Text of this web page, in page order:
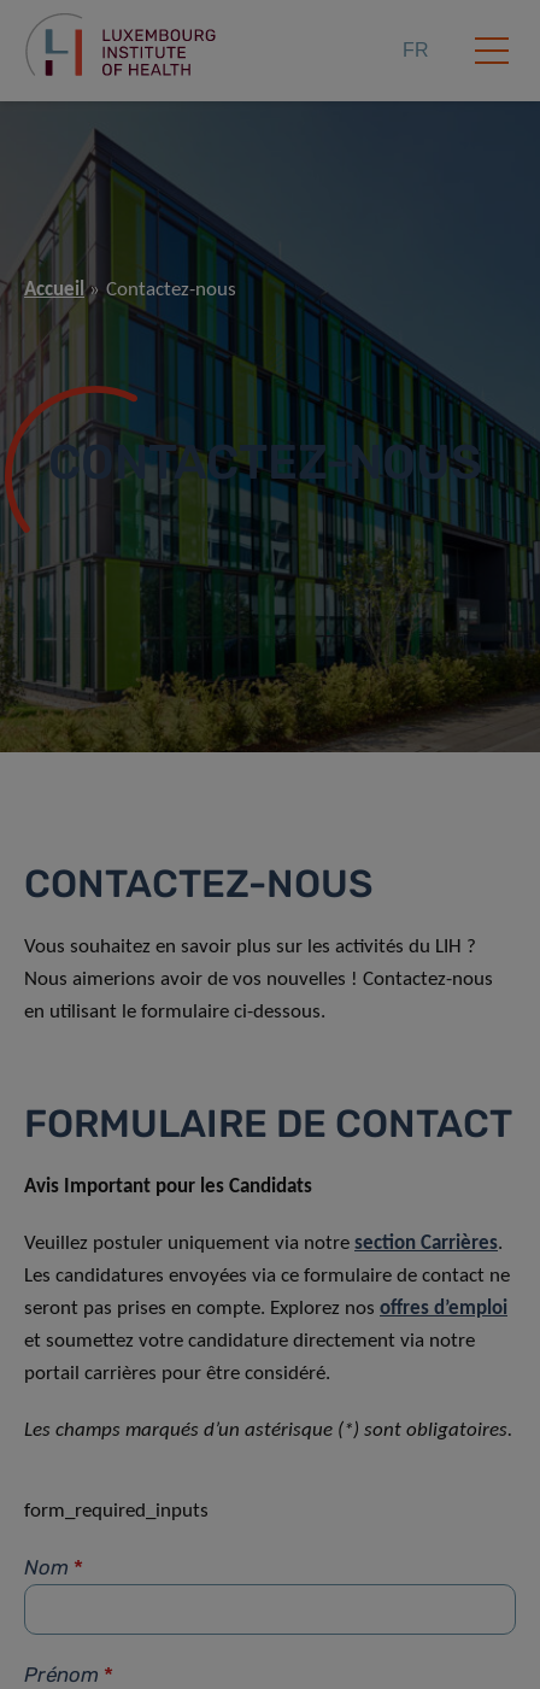
FR
Accueil Contactez-nous
CONTACTEZ-NOUS
CONTACTEZ-NOUS
Vous souhaitez en savoir plus sur les activités du LIH ?
Nous aimerions avoir de vos nouvelles ! Contactez-nous
en utilisant le formulaire ci-dessous.
FORMULAIRE DE CONTACT
Avis Important pour les Candidats
Veuillez postuler uniquement via notre section Carrières.
Les candidatures envoyées via ce formulaire de contact ne
seront pas prises en compte. Explorez nos offres d’emploi
et soumettez votre candidature directement via notre
portail carrières pour être considéré.
Les champs marqués d’un astérisque (*) sont obligatoires.
form_required_inputs
Nom *
Prénom *